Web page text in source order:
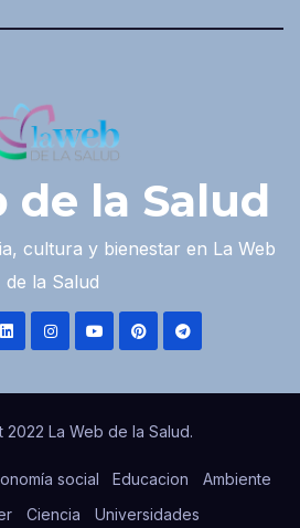
de la Salud
cultura y bienestar en La Web
de la Salud
La Web de la Salud.
social Educacion
Ambiente
Ciencia Universidades